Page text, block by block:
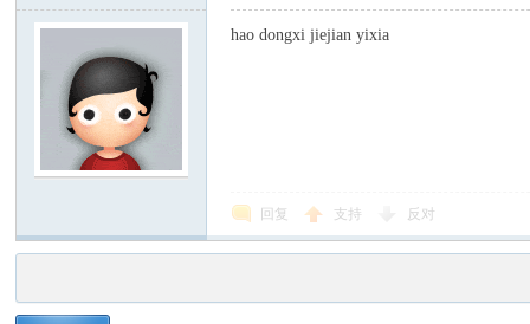
hao dongxi jiejian yixia
回复 支持 反对